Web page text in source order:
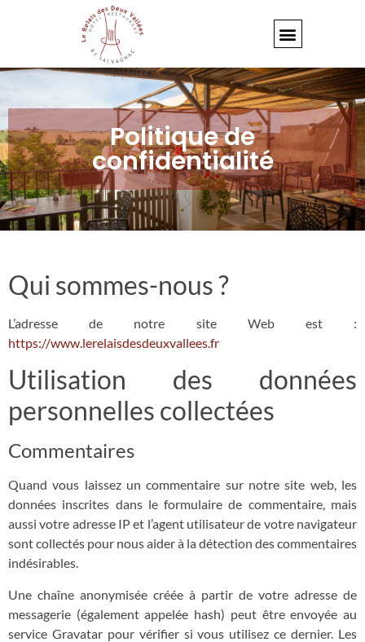
Politique de
confidentialité
Qui sommes-nous ?
L’adresse de notre site Web est :
https://www.lerelaisdesdeuxvallees.fr
Utilisation des données
personnelles collectées
Commentaires
Quand vous laissez un commentaire sur notre site web, les
données inscrites dans le formulaire de commentaire, mais
aussi votre adresse IP et l’agent utilisateur de votre navigateur
sont collectés pour nous aider à la détection des commentaires
indésirables.
Une chaîne anonymisée créée à partir de votre adresse de
messagerie (également appelée hash) peut être envoyée au
service Gravatar pour vérifier si vous utilisez ce dernier. Les